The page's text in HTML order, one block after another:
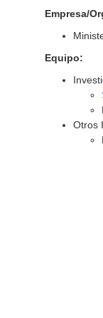
Empresa/
Equipo:
Otros